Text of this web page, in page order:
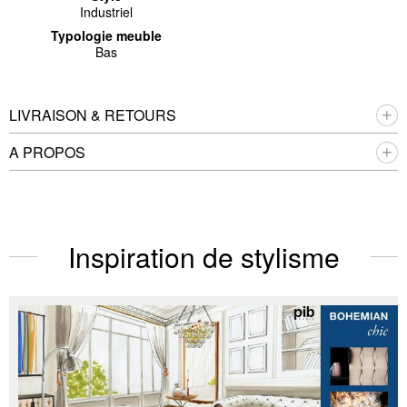
Industriel
Typologie meuble
Bas
LIVRAISON & RETOURS
A PROPOS
Inspiration de stylisme